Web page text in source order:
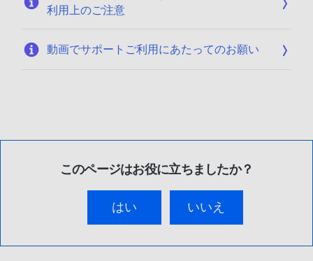
利用上のご注意
動画でサポートご利用にあたってのお願い
このページはお役に立ちましたか？
はい いいえ